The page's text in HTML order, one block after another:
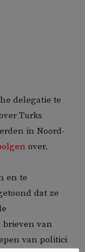
delegatie te
Turks
in Noord-
over.
en te
dat ze
brieven van
van politici